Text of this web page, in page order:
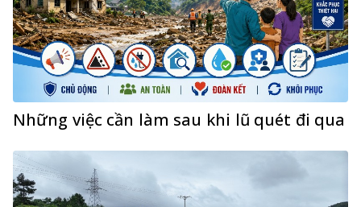
Những việc cần làm sau khi lũ quét đi qua